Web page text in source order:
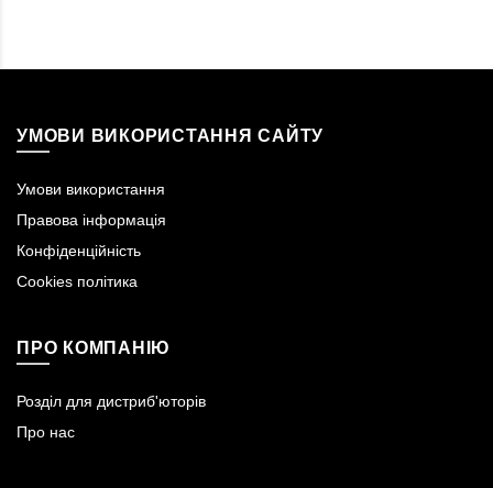
УМОВИ ВИКОРИСТАННЯ САЙТУ
Умови використання
Правова інформація
Конфіденційність
Cookies політика
ПРО КОМПАНІЮ
Розділ для дистриб'юторів
Про нас